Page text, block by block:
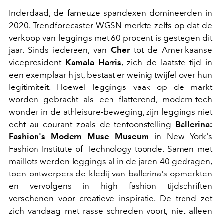
Inderdaad, de fameuze spandexen domineerden in
2020. Trendforecaster WGSN merkte zelfs op dat de
verkoop van leggings met 60 procent is gestegen dit
jaar. Sinds iedereen, van Chertot de Amerikaanse
vicepresident Kamala Harris, zich de laatste tijd in
een exemplaar hijst, bestaat er weinig twijfel over hun
legitimiteit. Hoewel leggings vaak op de markt
worden gebracht als een flatterend, modern-tech
wonder in de athleisure-beweging, zijn leggings niet
echt au courant zoals de tentoonstelling Ballerina:
Fashion's Modern Muse Museum in New York's
Fashion Institute of Technology toonde. Samen met
maillots werden leggings al in de jaren 40 gedragen,
toen ontwerpers de kledij van ballerina's opmerkten
en vervolgens in high fashion tijdschriften
verschenen voor creatieve inspiratie. De trend zet
zich vandaag met rasse schreden voort, niet alleen